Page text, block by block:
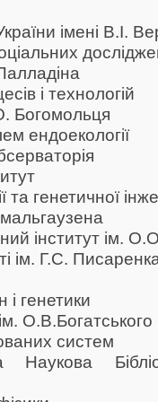
імені В.І.
і технологій
Богомольця
ендоекологiї
та генетичної
інститут ім.
ім. Г.С.
і генетики
О.В.Богатського
систем
Наукова